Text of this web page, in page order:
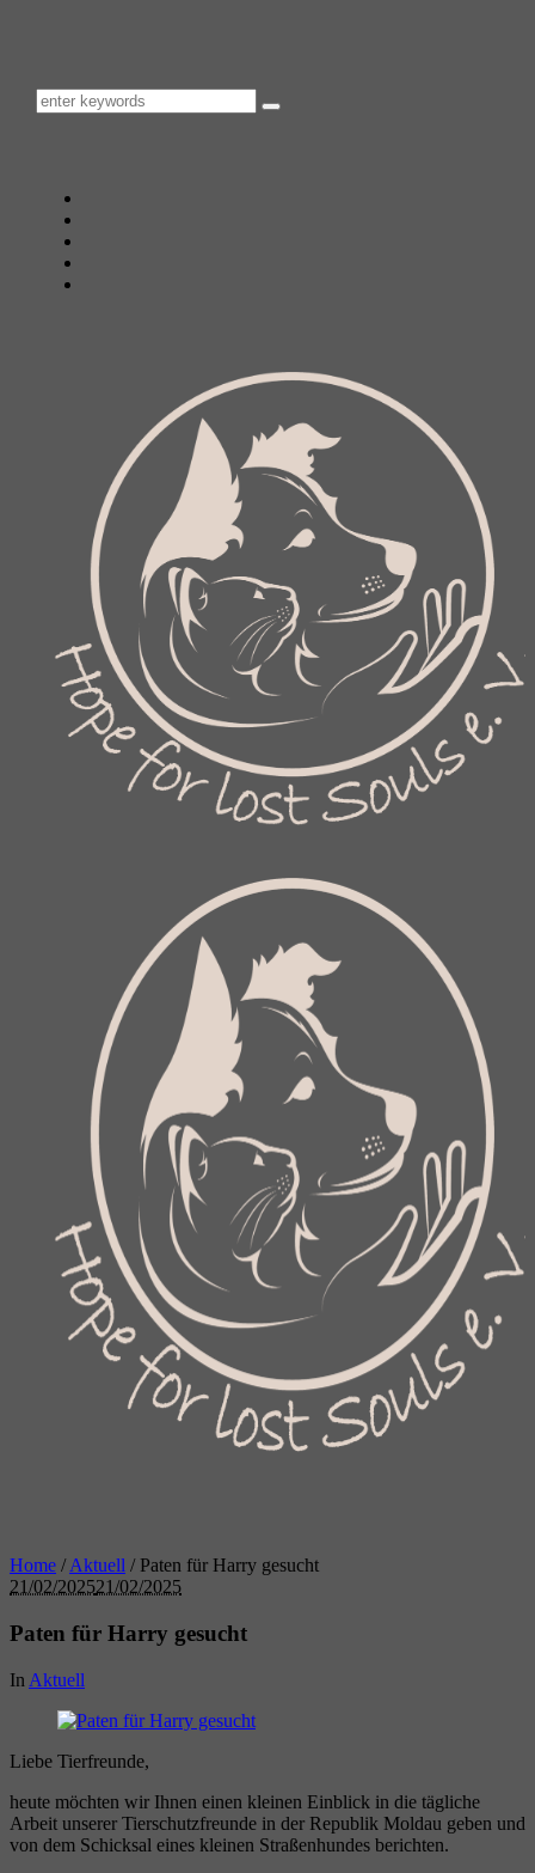
Home /Aktuell / Paten für Harry gesucht
21/02/202521/02/2025
Paten für Harry gesucht
In Aktuell
Liebe Tierfreunde,
heute möchten wir Ihnen einen kleinen Einblick in die tägliche
Arbeit unserer Tierschutzfreunde in der Republik Moldau geben und
von dem Schicksal eines kleinen Straßenhundes berichten.